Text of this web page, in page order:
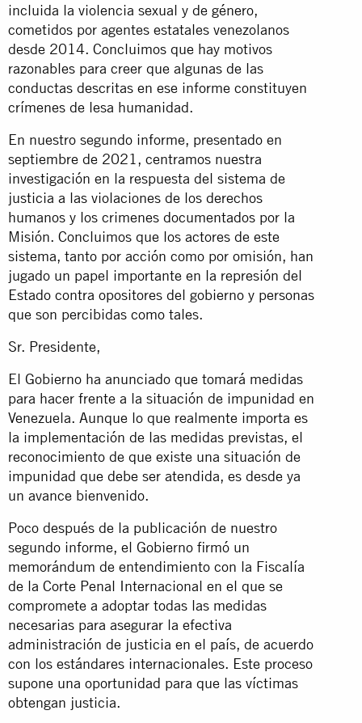
incluida la violencia sexual y de género,
cometidos por agentes estatales venezolanos
desde 2014. Concluimos que hay motivos
razonables para creer que algunas de las
conductas descritas en ese informe constituyen
crímenes de lesa humanidad.
En nuestro segundo informe, presentado en
septiembre de 2021, centramos nuestra
investigación en la respuesta del sistema de
justicia a las violaciones de los derechos
humanos y los crimenes documentados por la
Misión. Concluimos que los actores de este
sistema, tanto por acción como por omisión, han
jugado un papel importante en la represión del
Estado contra opositores del gobierno y personas
que son percibidas como tales.
Sr. Presidente,
El Gobierno ha anunciado que tomará medidas
para hacer frente a la situación de impunidad en
Venezuela. Aunque lo que realmente importa es
la implementación de las medidas previstas, el
reconocimiento de que existe una situación de
impunidad que debe ser atendida, es desde ya
un avance bienvenido.
Poco después de la publicación de nuestro
segundo informe, el Gobierno firmó un
memorándum de entendimiento con la Fiscalía
de la Corte Penal Internacional en el que se
compromete a adoptar todas las medidas
necesarias para asegurar la efectiva
administración de justicia en el país, de acuerdo
con los estándares internacionales. Este proceso
supone una oportunidad para que las víctimas
obtengan justicia.